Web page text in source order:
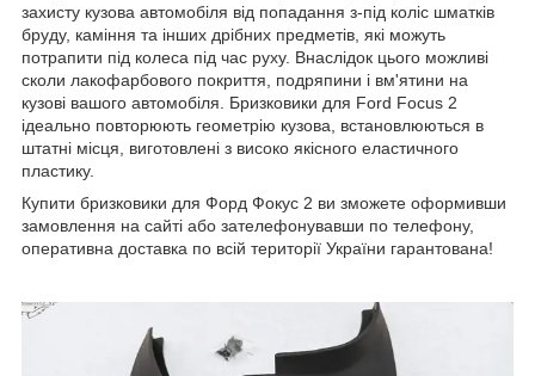
захисту кузова автомобіля від попадання з-під коліс шматків
бруду, каміння та інших дрібних предметів, які можуть
потрапити під колеса під час руху. Внаслідок цього можливі
сколи лакофарбового покриття, подряпини і вм'ятини на
кузові вашого автомобіля. Бризковики для Ford Focus 2
ідеально повторюють геометрію кузова, встановлюються в
штатні місця, виготовлені з високо якісного еластичного
пластику.
Купити бризковики для Форд Фокус 2 ви зможете оформивши
замовлення на сайті або зателефонувавши по телефону,
оперативна доставка по всій території України гарантована!